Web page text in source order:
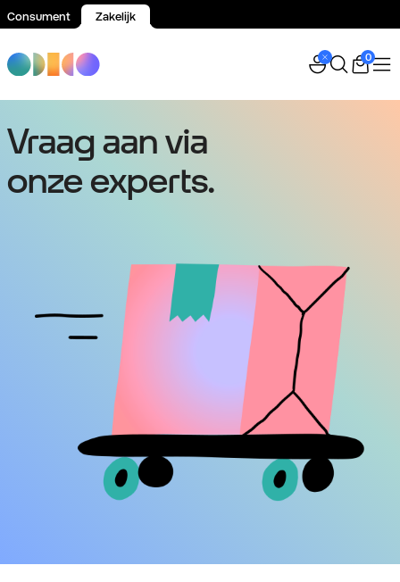
Consument Zakelijk
0
Vraag aan via
onze experts.